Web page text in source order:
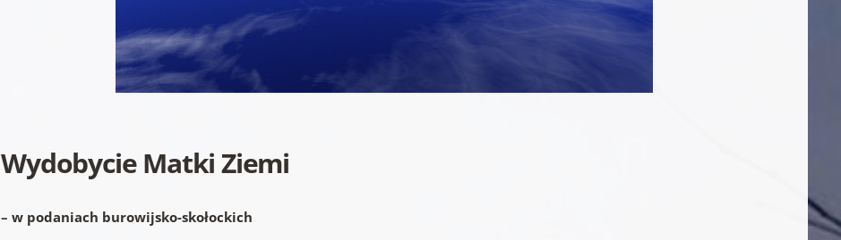
Wydobycie Matki Ziemi
– w podaniach burowijsko-skołockich